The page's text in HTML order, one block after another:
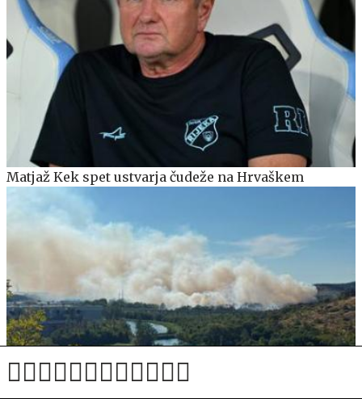
Matjaž Kek spet ustvarja čudeže na Hrvaškem